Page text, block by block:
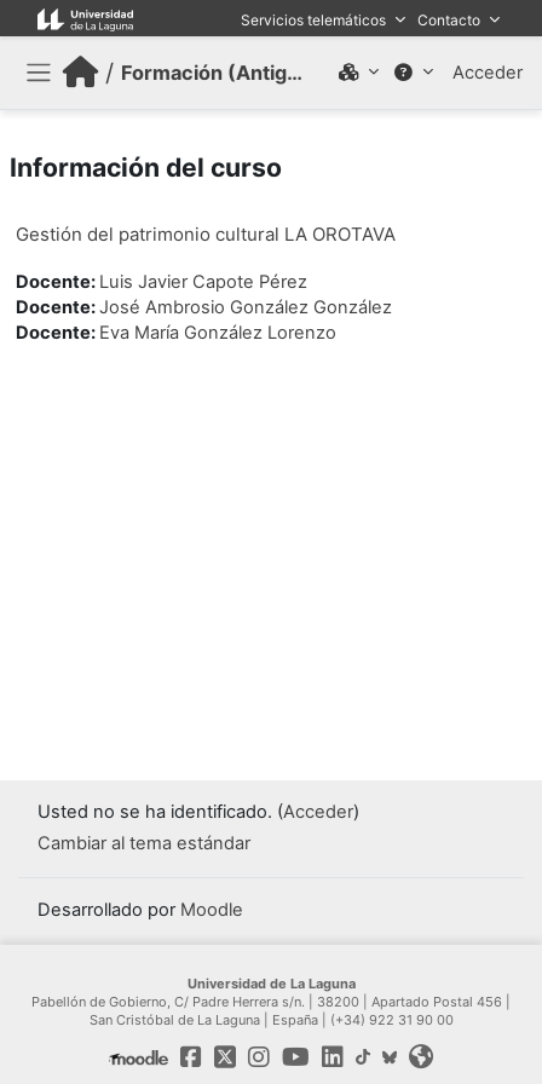
Salta al contenido principal Servicios telemáticos Contacto
/ Formación (Antiguo) Acceder
Información del curso
Gestión del patrimonio cultural LA OROTAVA
Docente: Luis Javier Capote Pérez
Docente:José Ambrosio González González
Docente: Eva María González Lorenzo
Usted no se ha identificado. (Acceder)
Cambiar al tema estándar
Desarrollado por Moodle
Universidad de La Laguna
Pabellón de Gobierno, C/ Padre Herrera s/n. | 38200 | Apartado Postal 456 |
San Cristóbal de La Laguna | España | (+34) 922 31 90 00